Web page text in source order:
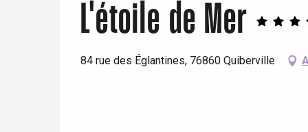
L'étoile de Mer
84 rue des Églantines, 76860 Quiberville